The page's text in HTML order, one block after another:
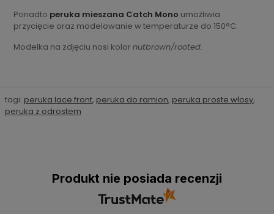
Ponadto peruka mieszana Catch Mono umożliwia
przycięcie oraz modelowanie w temperaturze do 150°C.
Modelka na zdjęciu nosi kolor nutbrown/rooted.
tagi: peruka lace front, peruka do ramion, peruka proste włosy,
peruka z odrostem
Produkt nie posiada recenzji